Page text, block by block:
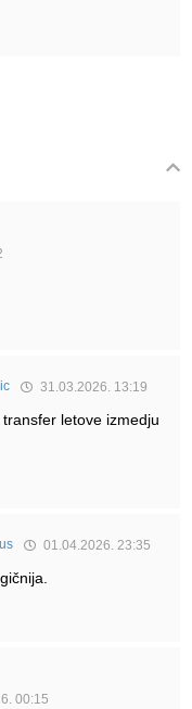
31.03.2026. 13:19
letove izmedju
01.04.2026. 23:35
00:15